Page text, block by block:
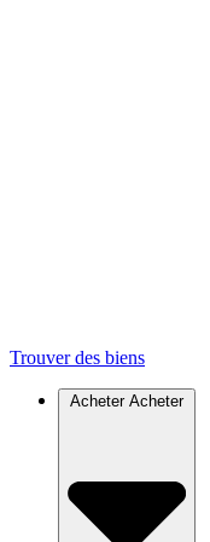
Trouver des biens
Acheter Acheter